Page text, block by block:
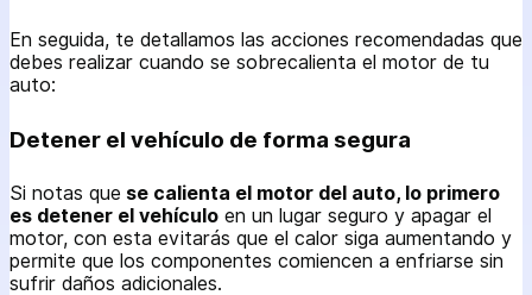
En seguida, te detallamos las acciones recomendadas que
debes realizar cuando se sobrecalienta el motor de tu
auto:
Detener el vehículo de forma segura
Si notas que se calienta el motor del auto, lo primero
es detener el vehículo en un lugar seguro y apagar el
motor, con esta evitarás que el calor siga aumentando y
permite que los componentes comiencen a enfriarse sin
sufrir daños adicionales.